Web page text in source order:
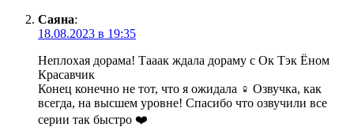
Саяна:
18.08.2023 в 19:35
Неплохая дорама! Тааак ждала дораму с Ок Тэк Ёном
Красавчик
Конец конечно не тот, что я ожидала ‍♀️ Озвучка, как
всегда, на высшем уровне! Спасибо что озвучили все
серии так быстро ❤️